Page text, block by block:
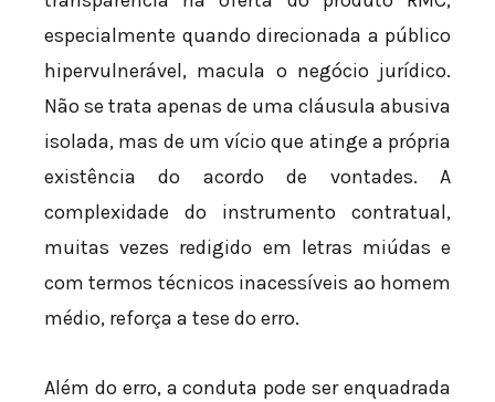
especialmente quando direcionada a público
hipervulnerável, macula o negócio jurídico.
Não se trata apenas de uma cláusula abusiva
isolada, mas de um vício que atinge a própria
existência do acordo de vontades. A
complexidade do instrumento contratual,
muitas vezes redigido em letras miúdas e
com termos técnicos inacessíveis ao homem
médio, reforça a tese do erro.
Além do erro, a conduta pode ser enquadrada